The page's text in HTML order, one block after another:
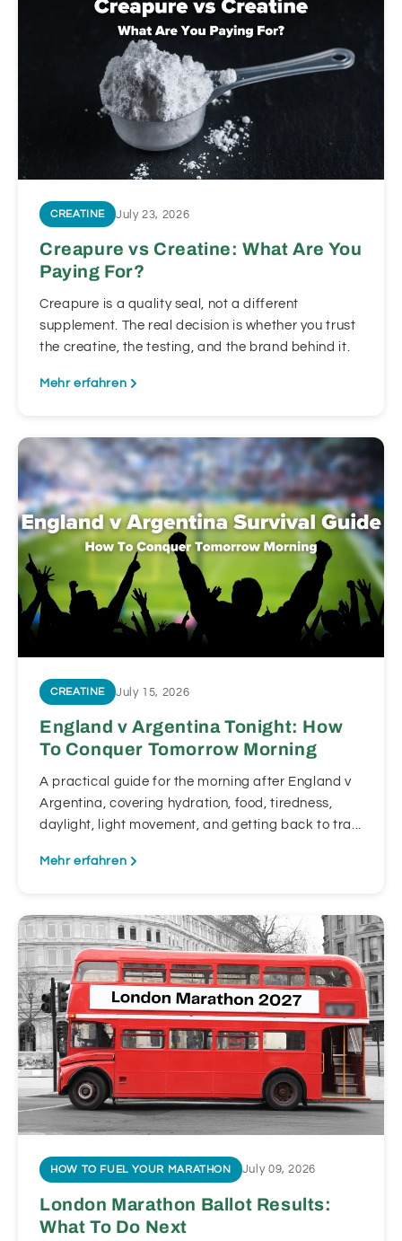
CREATINE July 23, 2026
Creapure vs Creatine: What Are You
Paying For?
Creapure is a quality seal, not a different
supplement. The real decision is whether you trust
the creatine, the testing, and the brand behind it.
Mehr erfahren
CREATINE July 15, 2026
England v Argentina Tonight: How
To Conquer Tomorrow Morning
A practical guide for the morning after England v
Argentina, covering hydration, food, tiredness,
daylight, light movement, and getting back to tra...
Mehr erfahren
HOW TO FUEL YOUR MARATHON July 09, 2026
London Marathon Ballot Results:
What To Do Next